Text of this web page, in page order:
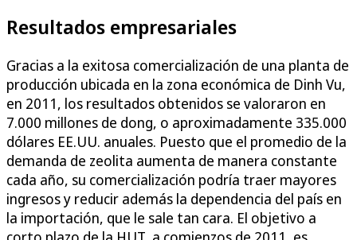
Resultados empresariales
Gracias a la exitosa comercialización de una planta de
producción ubicada en la zona económica de Dinh Vu,
en 2011, los resultados obtenidos se valoraron en
7.000 millones de dong, o aproximadamente 335.000
dólares EE.UU. anuales. Puesto que el promedio de la
demanda de zeolita aumenta de manera constante
cada año, su comercialización podría traer mayores
ingresos y reducir además la dependencia del país en
la importación, que le sale tan cara. El objetivo a